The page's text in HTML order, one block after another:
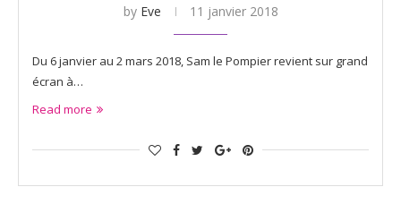
by Eve 11 janvier 2018
Du 6 janvier au 2 mars 2018, Sam le Pompier revient sur grand
écran à…
Read more